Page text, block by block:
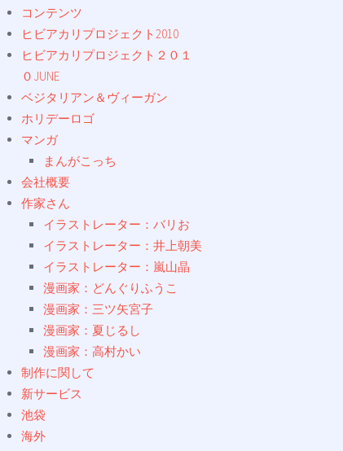
コンテンツ
ヒビアカリプロジェクト2010
ヒビアカリプロジェクト２０１
０JUNE
ベジタリアン＆ヴィーガン
ホリデーロゴ
マンガ
まんがこっち
会社概要
作家さん
イラストレーター：バリお
イラストレーター：井上朝美
イラストレーター：嵐山晶
漫画家：どんぐりふうこ
漫画家：三ツ矢宮子
漫画家：夏じるし
漫画家：高村かい
制作に関して
新サービス
池袋
海外